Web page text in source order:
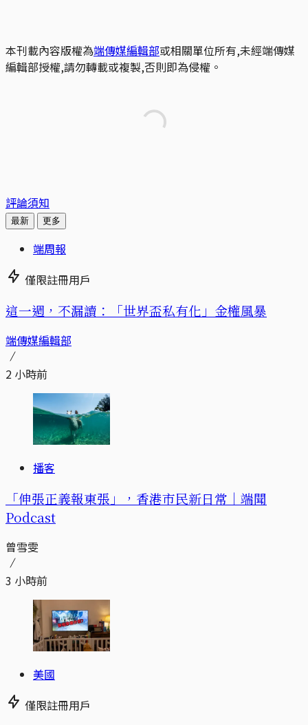
本刊載內容版權為端傳媒編輯部或相關單位所有,未經端傳媒
編輯部授權,請勿轉載或複製,否則即為侵權。
評論須知
最新 更多
端周報
僅限註冊用戶
這一週，不漏讀：「世界盃私有化」金權風暴
端傳媒編輯部
2 小時前
播客
「伸張正義報東張」，香港市民新日常｜端聞
Podcast
曾雪雯
3 小時前
美國
僅限註冊用戶